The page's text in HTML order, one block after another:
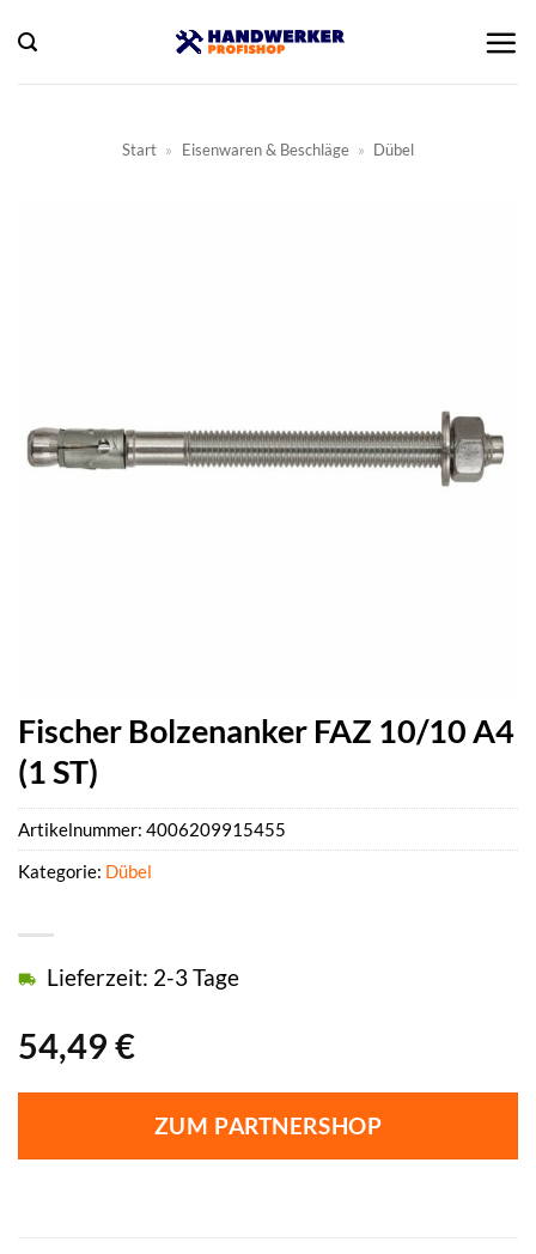
Inhalt
springen
Start » Eisenwaren & Beschläge » Dübel
Fischer Bolzenanker FAZ 10/10 A4
(1 ST)
54,49 €
Lieferzeit: 2-3 Tage
ZUM PARTNERSHOP
Artikelnummer: 4006209915455
Kategorie: Dübel